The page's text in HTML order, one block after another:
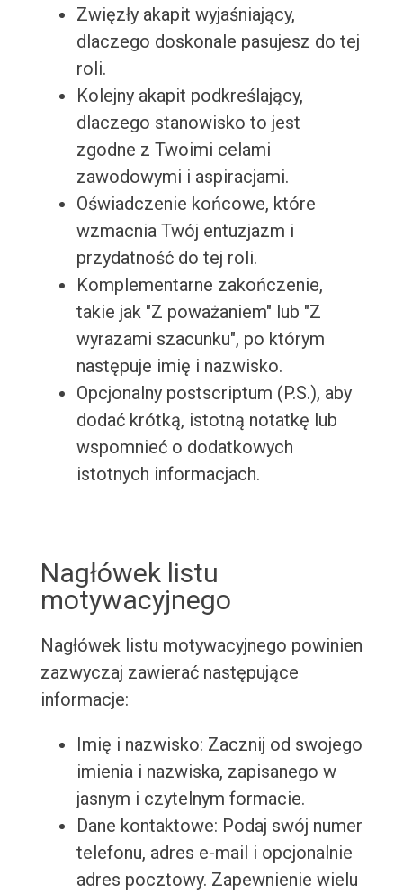
Zwięzły akapit wyjaśniający,
dlaczego doskonale pasujesz do tej
roli.
Kolejny akapit podkreślający,
dlaczego stanowisko to jest
zgodne z Twoimi celami
zawodowymi i aspiracjami.
Oświadczenie końcowe, które
wzmacnia Twój entuzjazm i
przydatność do tej roli.
Komplementarne zakończenie,
takie jak "Z poważaniem" lub "Z
wyrazami szacunku", po którym
następuje imię i nazwisko.
Opcjonalny postscriptum (P.S.), aby
dodać krótką, istotną notatkę lub
wspomnieć o dodatkowych
istotnych informacjach.
Nagłówek listu
motywacyjnego
Nagłówek listu motywacyjnego powinien
zazwyczaj zawierać następujące
informacje:
Imię i nazwisko: Zacznij od swojego
imienia i nazwiska, zapisanego w
jasnym i czytelnym formacie.
Dane kontaktowe: Podaj swój numer
telefonu, adres e-mail i opcjonalnie
adres pocztowy. Zapewnienie wielu